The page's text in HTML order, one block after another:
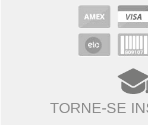
TORNE-SE